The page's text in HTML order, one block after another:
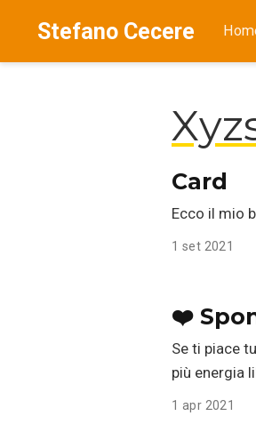
Stefano Cecere
Card
Ecco il mio
1 set 2021
❤️
Se ti piace
più energia
1 apr 2021